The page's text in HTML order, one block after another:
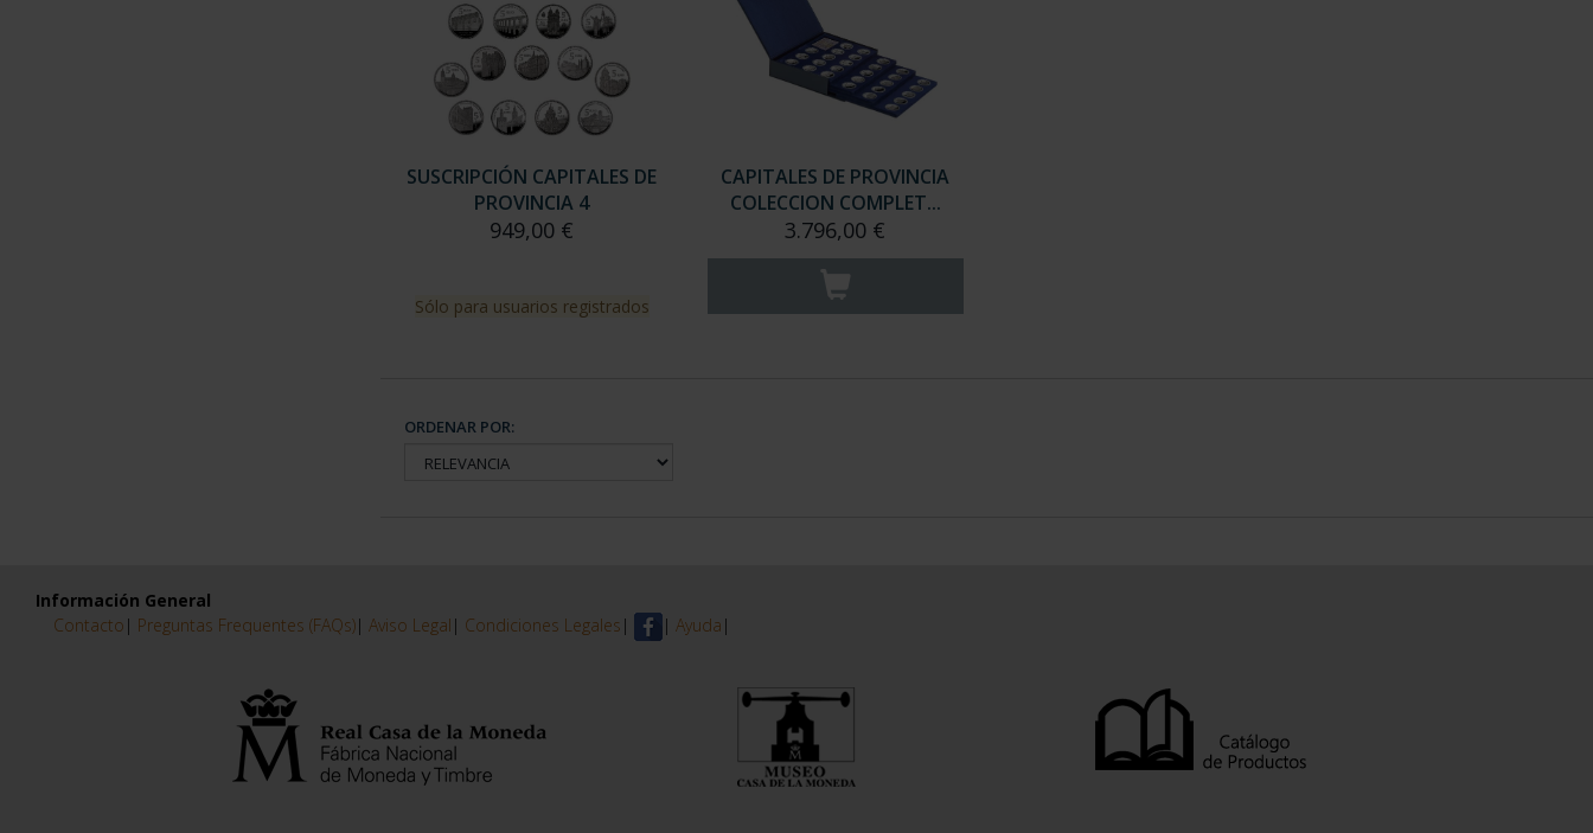
SUSCRIPCIÓN CAPITALES DE
PROVINCIA 4
949,00 €
Sólo para usuarios registrados
CAPITALES DE PROVINCIA
COLECCION COMPLET...
3.796,00 €
ORDENAR POR:
Información General
Contacto | Preguntas Frequentes (FAQs)| Aviso Legal | Condiciones Legales | | Ayuda |